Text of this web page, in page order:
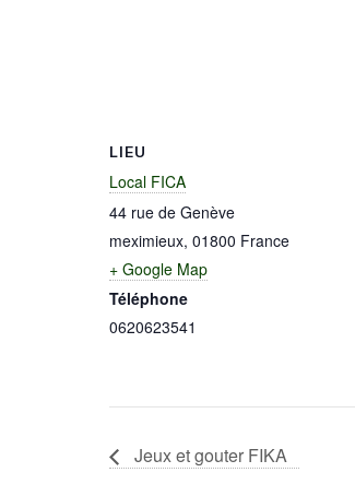
LIEU
Local FICA
44 rue de Genève
meximieux, 01800 France
+ Google Map
Téléphone
0620623541
Jeux et gouter FIKA